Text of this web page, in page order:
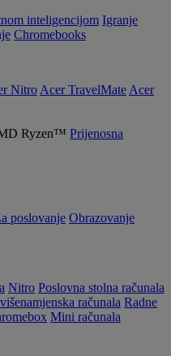
inteligencijom Igranje
Chromebooks
Nitro Acer TravelMate Acer
Prijenosna
poslovanje Obrazovanje
Nitro Poslovna stolna računala
računala Radne
Mini računala